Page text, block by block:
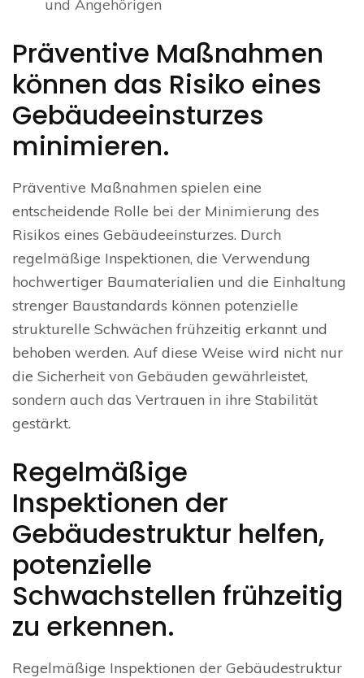
und Angehörigen
Präventive Maßnahmen
können das Risiko eines
Gebäudeeinsturzes
minimieren.
Präventive Maßnahmen spielen eine
entscheidende Rolle bei der Minimierung des
Risikos eines Gebäudeeinsturzes. Durch
regelmäßige Inspektionen, die Verwendung
hochwertiger Baumaterialien und die Einhaltung
strenger Baustandards können potenzielle
strukturelle Schwächen frühzeitig erkannt und
behoben werden. Auf diese Weise wird nicht nur
die Sicherheit von Gebäuden gewährleistet,
sondern auch das Vertrauen in ihre Stabilität
gestärkt.
Regelmäßige
Inspektionen der
Gebäudestruktur helfen,
potenzielle
Schwachstellen frühzeitig
zu erkennen.
Regelmäßige Inspektionen der Gebäudestruktur